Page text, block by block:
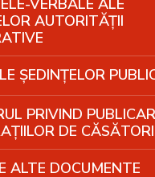
VERBALE ALE
AUTORITĂȚII
ȘEDINȚELOR
PRIVIND
DE
ALTE DOCUMENTE